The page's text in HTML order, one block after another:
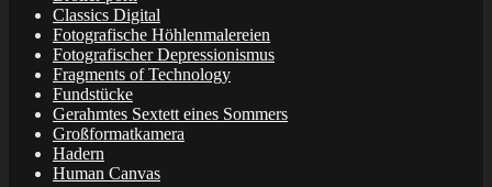
Classics Digital
Fotografische Höhlenmalereien
Fotografischer Depressionismus
Fragments of Technology
Fundstücke
Gerahmtes Sextett eines Sommers
Großformatkamera
Hadern
Human Canvas